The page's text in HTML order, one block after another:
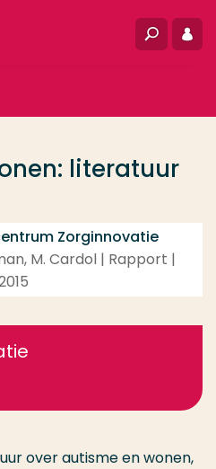
Zoeken
literatuur
Zorginnovatie
M. Cardol | Rapport |
over autisme en wonen,